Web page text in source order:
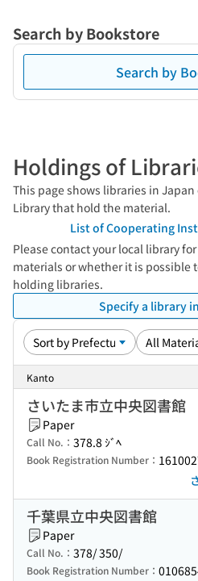
Search by Bookstore
Search by
Holdings of
This page shows libraries in
Library that hold the material.
List of Cooperating
Please contact your local library
materials or whether it is possible
holding libraries.
Specify a library
Kanto
さいたま市立中央図書館
Paper
Call No.： 378.8 ｼﾞﾍ
Book Registration Number：
千葉県立中央図書館
Paper
Call No.： 378/ 350/
Book Registration Number：